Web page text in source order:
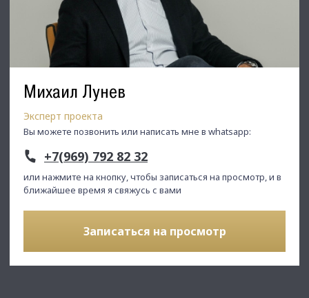
Михаил Лунев
Эксперт проекта
Вы можете позвонить или написать мне в whatsapp:
+7(969) 792 82 32
или нажмите на кнопку, чтобы записаться на просмотр, и в
ближайшее время я свяжусь с вами
Записаться на просмотр